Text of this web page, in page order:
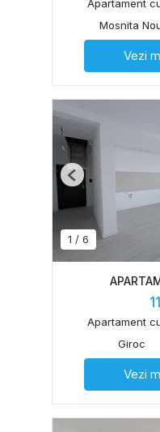
Apartament
Mosnita
Vezi
1 / 6
Previous
Apartament
Giroc
Vezi